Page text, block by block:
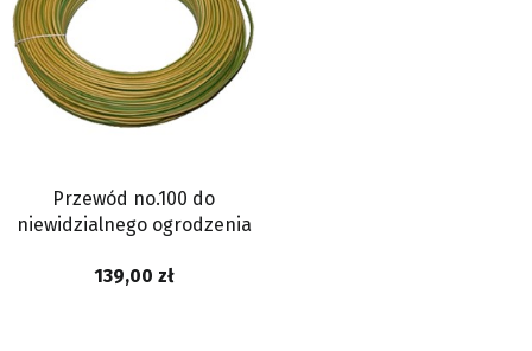
Przewód no.100 do
niewidzialnego ogrodzenia
139,00